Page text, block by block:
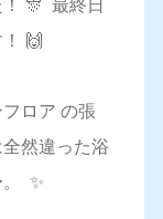
🎊 最終日
🙌
ロア の張
然違った浴
✨